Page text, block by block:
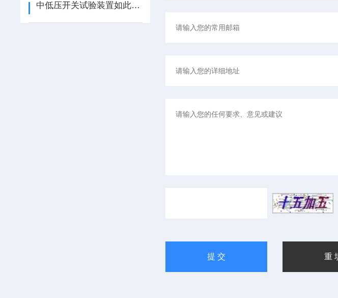
中低压开关试验装置如此详细的操作事项，还不来看看嘛？